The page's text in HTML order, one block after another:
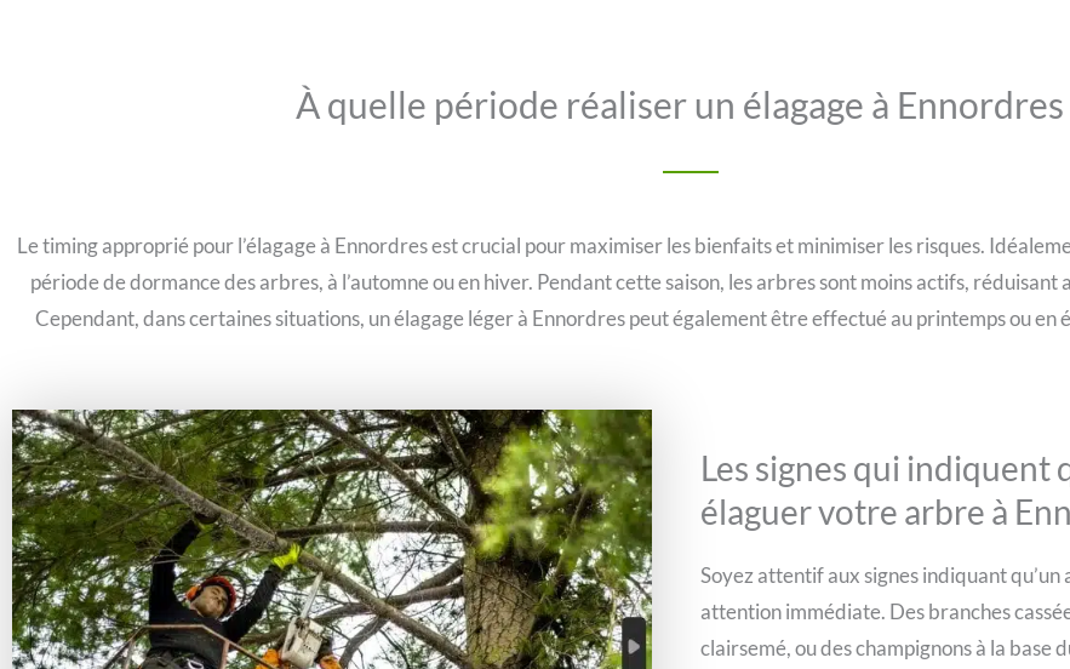
À quelle période réaliser un élagage à Ennordres
Le timing approprié pour l’élagage à Ennordres est crucial pour maximiser les bienfaits et minimiser les risques.
période de dormance des arbres, à l’automne ou en hiver. Pendant cette saison, les arbres sont moins actifs, réduisant
Cependant, dans certaines situations, un élagage léger à Ennordres peut également être effectué au printemps ou en
Les signes qui indiquent
élaguer votre arbre à
Soyez attentif aux signes indiquant
attention immédiate. Des branches
clairsemé, ou des champignons à la base